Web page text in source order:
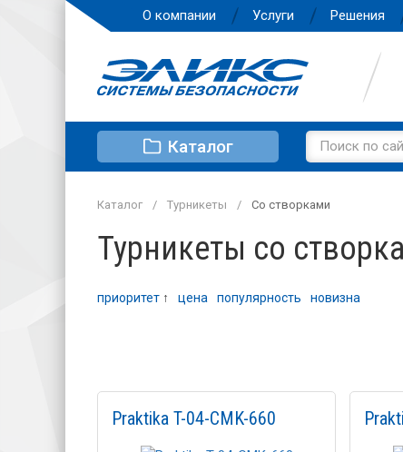
О компании Услуги Решения
Каталог
Каталог Турникеты Со створками
Турникеты со
приоритет ↑ цена популярность новизна
Praktika T-04-CMK-660